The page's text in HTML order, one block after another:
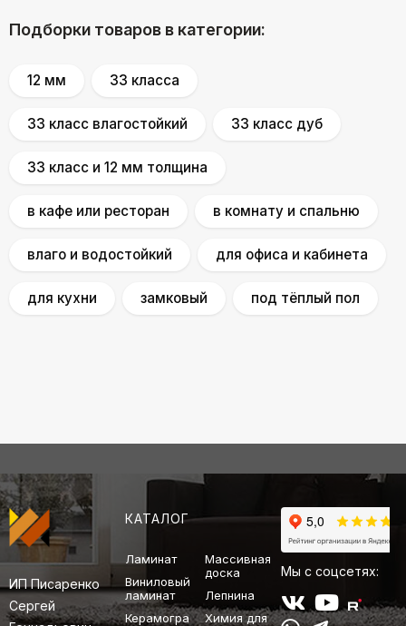
Подборки товаров в категории:
12 мм 33 классa
33 класс влагостойкий 33 класс дуб
33 класс и 12 мм толщина
в кафе или ресторан в комнату и спальню
влаго и водостойкий для офиса и кабинета
для кухни замковый под тёплый пол
ИП Писаренко
Сергей
КАТАЛОГ
Ламинат
Виниловый
ламинат
Керамогра
Массивная
доска
Лепнина
Химия для
Мы с соцсетях: